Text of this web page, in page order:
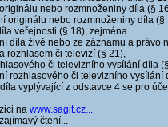
nebo rozmnoženiny díla (§
originálu nebo rozmnoženiny díla (§
veřejnosti (§ 18), zejména
díla živě nebo ze záznamu a právo
rozhlasem či televizí (§ 21),
či televizního vysílání díla
rozhlasového či televizního vysílání
vyplývající z odstavce 4 se pro
na www.sagit.cz...
čtení...